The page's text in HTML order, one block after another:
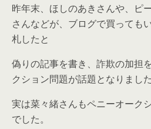
昨年末、ほしのあきさんや、ピ
さんなどが、ブログで買っても
札したと
偽りの記事を書き、詐欺の加担
クション問題が話題となりました
実は菜々緒さんもペニーオーク
でした。